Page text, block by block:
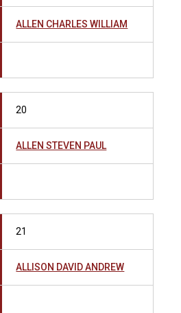
ALLEN CHARLES WILLIAM
20
ALLEN STEVEN PAUL
21
ALLISON DAVID ANDREW